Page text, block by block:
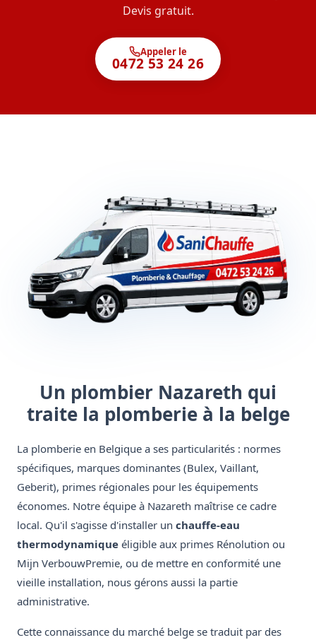
Devis gratuit.
Appeler le
0472 53 24 26
Un plombier Nazareth qui
traite la plomberie à la belge
La plomberie en Belgique a ses particularités : normes
spécifiques, marques dominantes (Bulex, Vaillant,
Geberit), primes régionales pour les équipements
économes. Notre équipe à Nazareth maîtrise ce cadre
local. Qu'il s'agisse d'installer un chauffe-eau
thermodynamique éligible aux primes Rénolution ou
Mijn VerbouwPremie, ou de mettre en conformité une
vieille installation, nous gérons aussi la partie
administrative.
Cette connaissance du marché belge se traduit par des